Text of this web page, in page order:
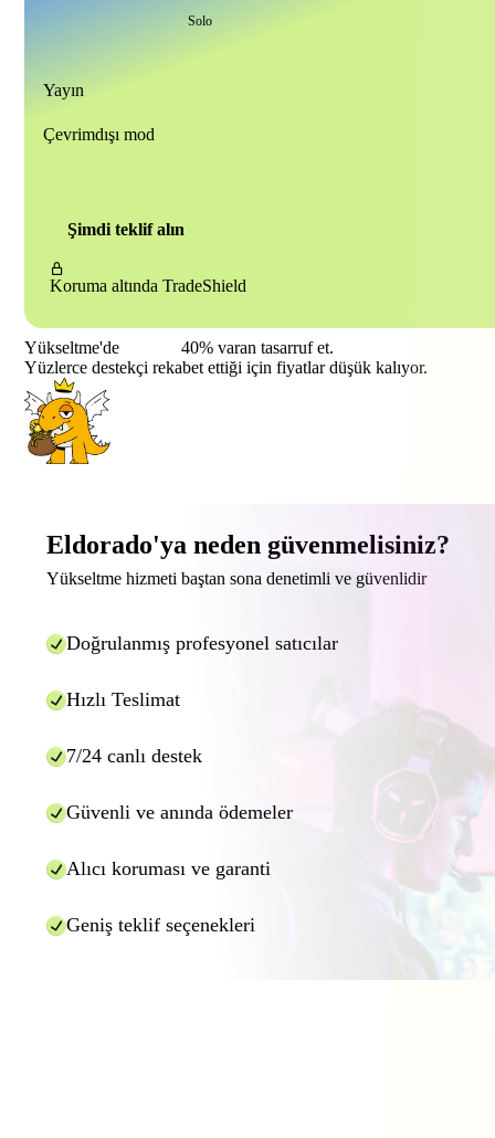
Solo
Yayın
Çevrimdışı mod
Şimdi teklif alın
Koruma altında TradeShield
Yükseltme'de 40% varan tasarruf et.
Yüzlerce destekçi rekabet ettiği için fiyatlar düşük kalıyor.
Eldorado'ya neden güvenmelisiniz?
Yükseltme hizmeti baştan sona denetimli ve güvenlidir
Doğrulanmış profesyonel satıcılar
Hızlı Teslimat
7/24 canlı destek
Güvenli ve anında ödemeler
Alıcı koruması ve garanti
Geniş teklif seçenekleri